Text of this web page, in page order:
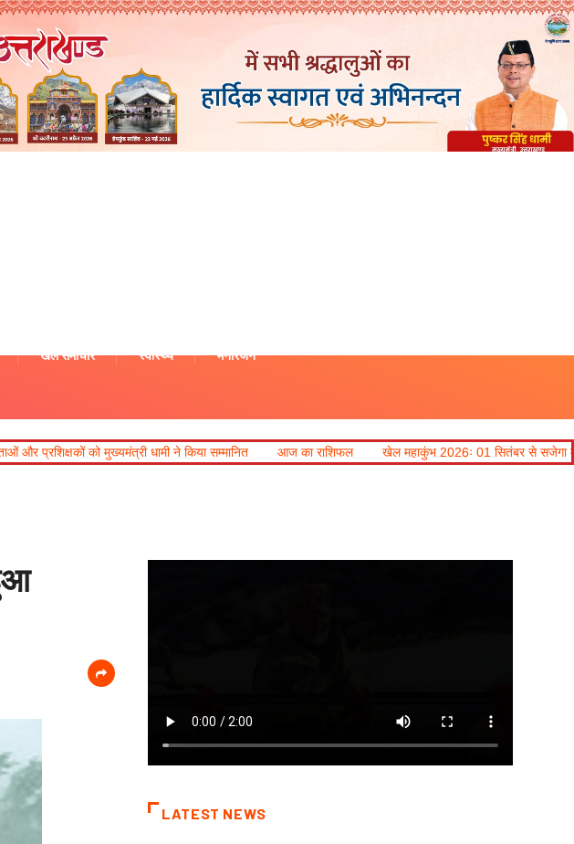
खेल समाचार स्वास्थ्य मनोरंजन
धामी ने किया सम्मानित आज का राशिफल खेल महाकुंभ 2026ः 01 सितंबर से सजेगा मुख्यमंत्री चौम्पियनशिप
LATEST NEWS